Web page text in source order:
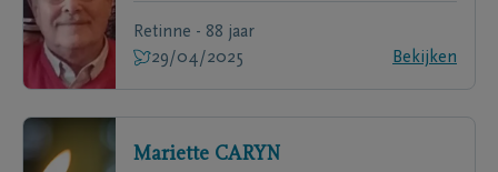
Retinne - 88 jaar
29/04/2025
Bekijken
Mariette CARYN